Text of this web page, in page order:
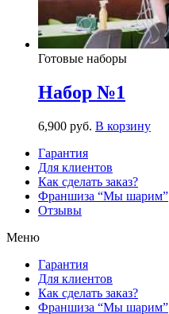
Готовые наборы
Набор №1
6,900 руб. В корзину
Гарантия
Для клиентов
Как сделать заказ?
Франшиза “Мы шарим”
Отзывы
Меню
Гарантия
Для клиентов
Как сделать заказ?
Франшиза “Мы шарим”